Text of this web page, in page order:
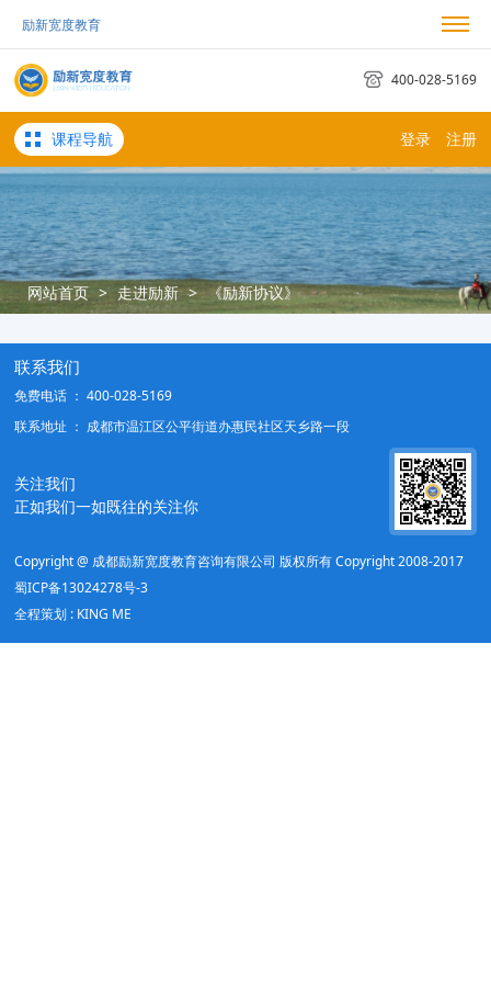
励新宽度教育
考试日历
400-028-5169
课程导航 登录 注册
网站首页 > 走进励新 > 《励新协议》
联系我们
免费电话 ： 400-028-5169
联系地址 ： 成都市温江区公平街道办惠民社区天乡路一段
关注我们
正如我们一如既往的关注你
Copyright @ 成都励新宽度教育咨询有限公司 版权所有 Copyright 2008-2017
蜀ICP备13024278号-3
全程策划 : KING ME